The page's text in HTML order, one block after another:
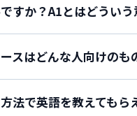
すか？A1とはどういう
スはどんな人向けのも
法で英語を教えてもら